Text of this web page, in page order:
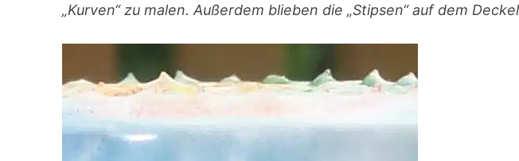
„Kurven“ zu malen. Außerdem blieben die „Stipsen“ auf dem